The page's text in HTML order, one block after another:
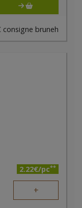
consigne bruneh
2.22€/pc**
+